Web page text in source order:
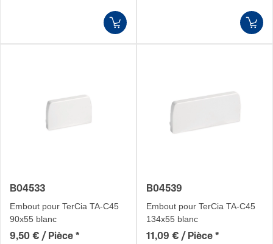
B04533
Embout pour TerCia TA-C45
90x55 blanc
9,50 € / Pièce *
B04539
Embout pour TerCia TA-C45
134x55 blanc
11,09 € / Pièce *